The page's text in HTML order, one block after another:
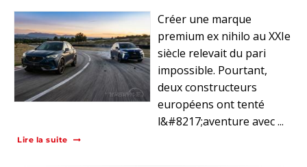
Créer une marque
premium ex nihilo au XXIe
siècle relevait du pari
impossible. Pourtant,
deux constructeurs
européens ont tenté
l&#8217;aventure avec ...
Lire la suite